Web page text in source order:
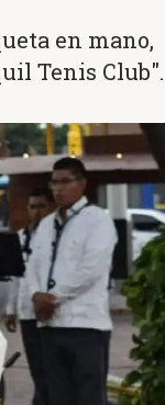
en mano,
Tenis Club".